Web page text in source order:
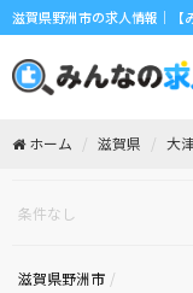
滋賀県野洲市の求人情報｜【
ホーム 滋賀県 大
条件なし
滋賀県野洲市